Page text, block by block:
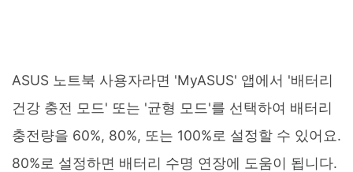
ASUS 노트북 사용자라면 'MyASUS' 앱에서 '배터리
건강 충전 모드' 또는 '균형 모드'를 선택하여 배터리
충전량을 60%, 80%, 또는 100%로 설정할 수 있어요.
80%로 설정하면 배터리 수명 연장에 도움이 됩니다.